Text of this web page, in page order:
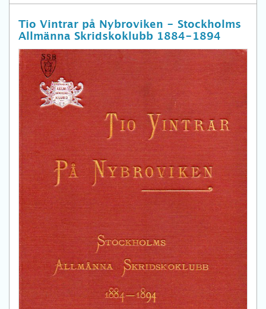
Tio Vintrar på Nybroviken - Stockholms
Allmänna Skridskoklubb 1884-1894